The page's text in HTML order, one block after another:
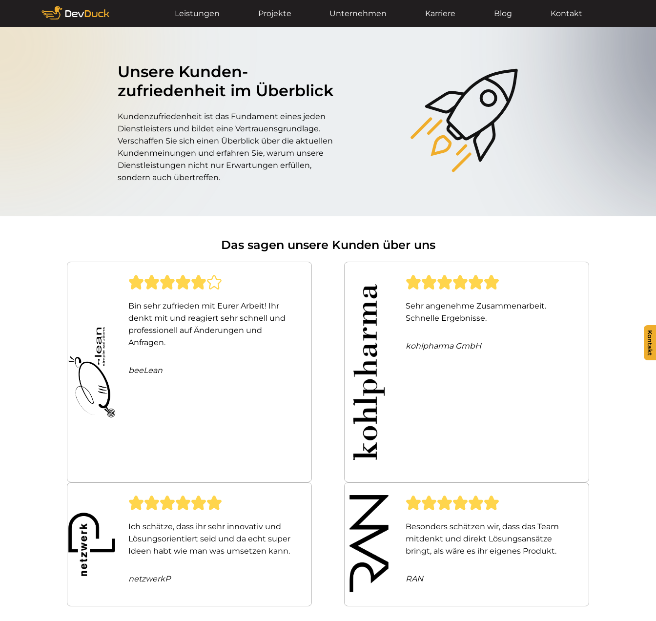
Leistungen Projekte Unternehmen Karriere Blog Kontakt
Unsere Kunden­
zufriedenheit im Überblick
Kundenzufriedenheit ist das Fundament eines jeden
Dienstleisters und bildet eine Vertrauensgrundlage.
Verschaffen Sie sich einen Überblick über die aktuellen
Kundenmeinungen und erfahren Sie, warum unsere
Dienstleistungen nicht nur Erwartungen erfüllen,
sondern auch übertreffen.
Das sagen unsere Kunden über uns
Bin sehr zufrieden mit Eurer Arbeit! Ihr
denkt mit und reagiert sehr schnell und
professionell auf Änderungen und
Anfragen.
beeLean
Sehr angenehme Zusammenarbeit.
Schnelle Ergebnisse.
kohlpharma GmbH
Ich schätze, dass ihr sehr innovativ und
Lösungsorientiert seid und da echt super
Ideen habt wie man was umsetzen kann.
netzwerkP
Besonders schätzen wir, dass das Team
mitdenkt und direkt Lösungsansätze
bringt, als wäre es ihr eigenes Produkt.
RAN
Kontakt